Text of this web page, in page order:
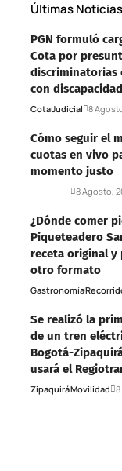
Últimas Noticias
PGN formuló
Cota por
discriminatorias
con discapacidad
CotaJudicial 8
Cómo seguir el
cuotas en vivo
momento justo
8 Agosto,
¿Dónde comer
Piqueteadero
receta original y
otro formato
Gastronomía
Se realizó la
de un tren
Bogotá-
usará el
ZipaquiráMovilidad